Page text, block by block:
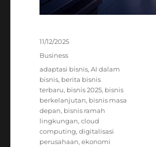
Posted
11/12/2025
Categories
Business
Tags
adaptasi bisnis,AI dalam
bisnis, berita bisnis
terbaru, bisnis 2025, bisnis
berkelanjutan, bisnis masa
depan, bisnis ramah
lingkungan,cloud
computing,digitalisasi
perusahaan,ekonomi